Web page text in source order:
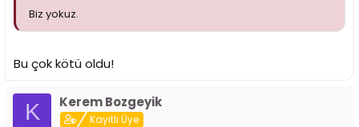
Biz yokuz.
Bu çok kötü oldu!
K Kerem Bozgeyik
Kayıtlı Üye